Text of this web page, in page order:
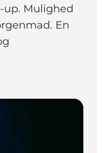
Mulighed
En